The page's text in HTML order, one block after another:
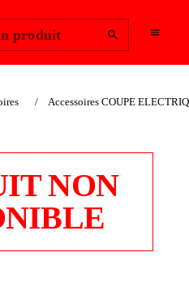
produit
Accessoires COUPE
NON